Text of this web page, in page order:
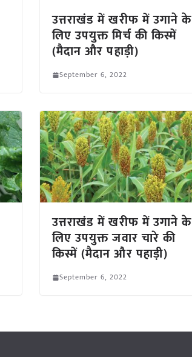
उत्तराखंड में खरीफ में उगाने के
लिए उपयुक्त मिर्च की किस्में
(मैदान और पहाड़ी)
September 6, 2022
उत्तराखंड में खरीफ में उगाने के
लिए उपयुक्त जवार चारे की
किस्में (मैदान और पहाड़ी)
September 6, 2022